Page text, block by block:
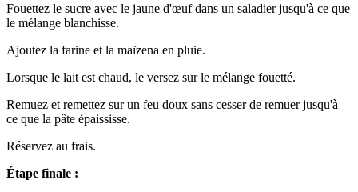
Fouettez le sucre avec le jaune d'œuf dans un saladier jusqu'à ce que
le mélange blanchisse.
Ajoutez la farine et la maïzena en pluie.
Lorsque le lait est chaud, le versez sur le mélange fouetté.
Remuez et remettez sur un feu doux sans cesser de remuer jusqu'à
ce que la pâte épaississe.
Réservez au frais.
Étape finale :